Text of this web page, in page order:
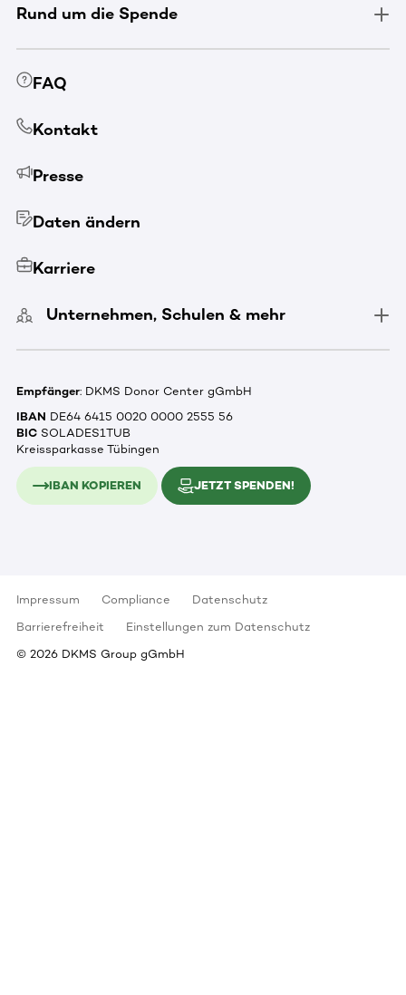
Rund um die Spende
FAQ
Kontakt
Presse
Daten ändern
Karriere
Unternehmen, Schulen & mehr
Empfänger: DKMS Donor Center gGmbH
IBAN DE64 6415 0020 0000 2555 56
BIC SOLADES1TUB
Kreissparkasse Tübingen
IBAN KOPIEREN JETZT SPENDEN!
Impressum Compliance
Datenschutz
Barrierefreiheit
Einstellungen zum Datenschutz
© 2026 DKMS Group gGmbH